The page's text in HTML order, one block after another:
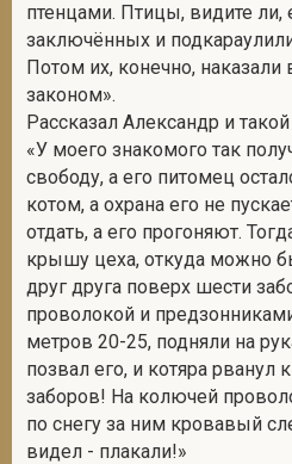
птенцами. Птицы, видите
заключённых и
Потом их, конечно, наказали
законом».
Рассказал Александр и
«У моего знакомого так
свободу, а его питомец
котом, а охрана его не
отдать, а его прогоняют.
крышу цеха, откуда можно
друг друга поверх шести
проволокой и
метров 20-25, подняли на
позвал его, и котяра рванул
заборов! На колючей
по снегу за ним кровавый
видел - плакали!»